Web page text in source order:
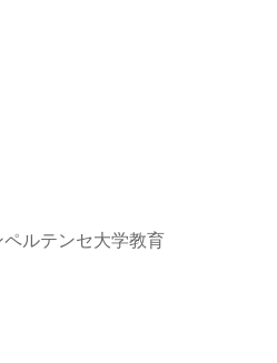
ルテンセ大学教育